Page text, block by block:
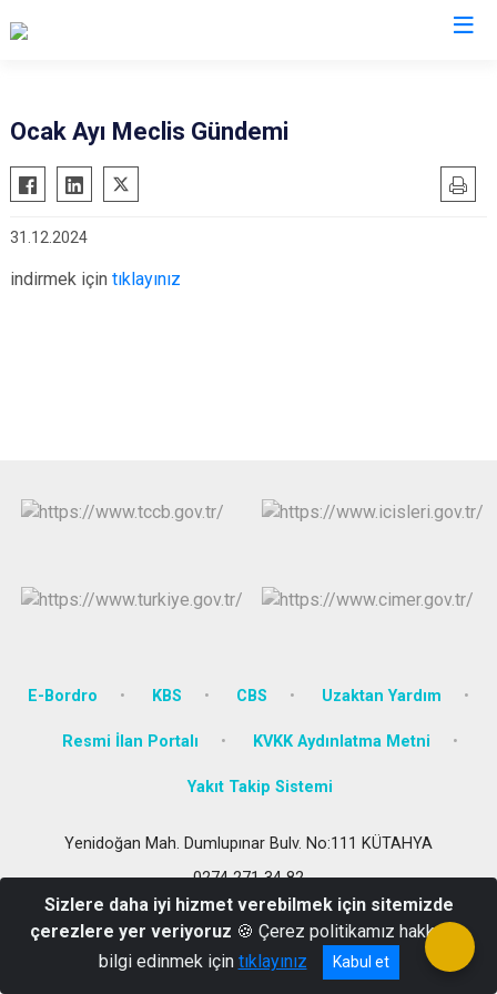
Ocak Ayı Meclis Gündemi
31.12.2024
indirmek için tıklayınız
E-Bordro KBS CBS Uzaktan Yardım
Resmi İlan Portalı KVKK Aydınlatma Metni
Yakıt Takip Sistemi
Yenidoğan Mah. Dumlupınar Bulv. No:111 KÜTAHYA
0274 271 34 82
Sizlere daha iyi hizmet verebilmek için sitemizde
çerezlere yer veriyoruz 🍪 Çerez politikamız hakkında
bilgi edinmek için tıklayınız Kabul et